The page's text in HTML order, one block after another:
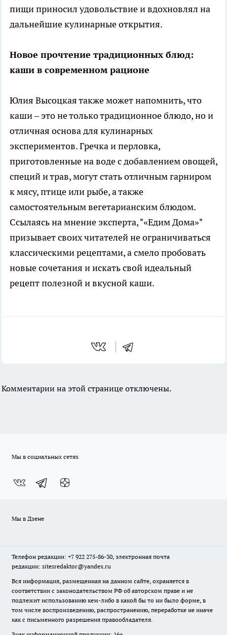
пищи приносил удовольствие и вдохновлял на
дальнейшие кулинарные открытия.
Новое прочтение традиционных блюд:
каши в современном рационе
Юлия Высоцкая также может напомнить, что
каши – это не только традиционное блюдо, но и
отличная основа для кулинарных
экспериментов. Гречка и перловка,
приготовленные на воде с добавлением овощей,
специй и трав, могут стать отличным гарниром
к мясу, птице или рыбе, а также
самостоятельным вегетарианским блюдом.
Ссылаясь на мнение эксперта, "«Едим Дома»"
призывает своих читателей не ограничиваться
классическими рецептами, а смело пробовать
новые сочетания и искать свой идеальный
рецепт полезной и вкусной каши.
Комментарии на этой странице отключены.
Мы в социальных сетях
Мы в Дзене
Телефон редакции: +7 922 275-86-30, электронная почта
редакции: sitesredaktor@yandex.ru
Вся информация, размещенная на данном сайте, охраняется в
соответствии с законодательством РФ об авторском праве и не
подлежит использованию кем-либо в какой бы то ни было форме, в
том числе воспроизведению, распространению, переработке не иначе
как с письменного разрешения правообладателя.